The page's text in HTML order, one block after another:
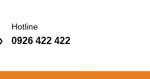
Hotline
0926 422 422